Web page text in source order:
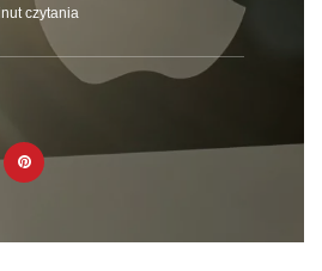
czytania